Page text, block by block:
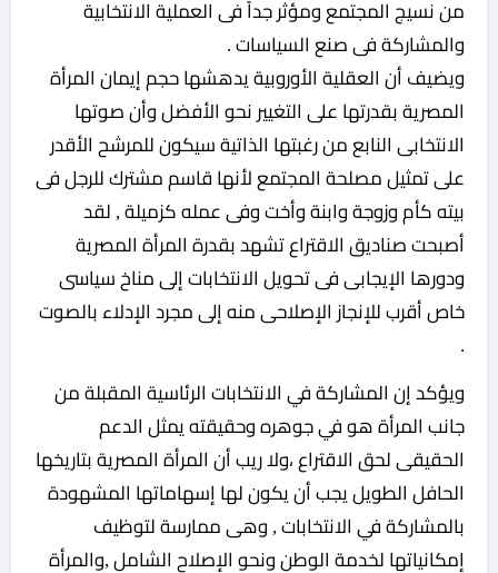
من نسيج المجتمع ومؤثر جداً فى العملية الانتخابية
والمشاركة فى صنع السياسات .
ويضيف أن العقلية الأوروبية يدهشها حجم إيمان المرأة
المصرية بقدرتها على التغيير نحو الأفضل وأن صوتها
الانتخابى النابع من رغبتها الذاتية سيكون للمرشح الأقدر
على تمثيل مصلحة المجتمع لأنها قاسم مشترك للرجل فى
بيته كأم وزوجة وابنة وأخت وفى عمله كزميلة , لقد
أصبحت صناديق الاقتراع تشهد بقدرة المرأة المصرية
ودورها الإيجابى فى تحويل الانتخابات إلى مناخ سياسى
خاص أقرب للإنجاز الإصلاحى منه إلى مجرد الإدلاء بالصوت
.
ويؤكد إن المشاركة في الانتخابات الرئاسية المقبلة من
جانب المرأة هو في جوهره وحقيقته يمثل الدعم
الحقيقى لحق الاقتراع ،ولا ريب أن المرأة المصرية بتاريخها
الحافل الطويل يجب أن يكون لها إسهاماتها المشهودة
بالمشاركة في الانتخابات , وهى ممارسة لتوظيف
إمكانياتها لخدمة الوطن ونحو الإصلاح الشامل ,والمرأة